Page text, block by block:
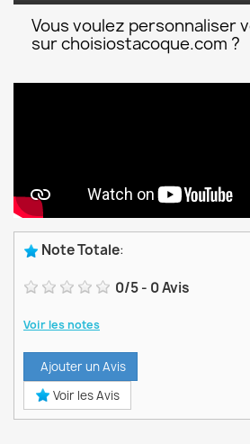
Vous voulez personnaliser
sur choisiostacoque.com ?
Note Totale:
0/5- 0Avis
Voir les notes
Ajouter un Avis
Voir les Avis